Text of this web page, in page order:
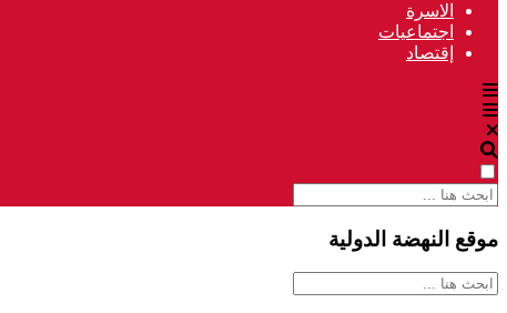
الاسرة
اجتماعيات
إقتصاد
موقع النهضة الدولية